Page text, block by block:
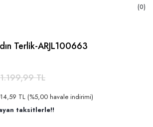
(0)
Terlik-ARJL100663
1.199,99 TL
TL (%5,00 havale indirimi)
taksitlerle!!